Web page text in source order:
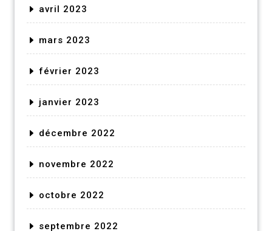
avril 2023
mars 2023
février 2023
janvier 2023
décembre 2022
novembre 2022
octobre 2022
septembre 2022